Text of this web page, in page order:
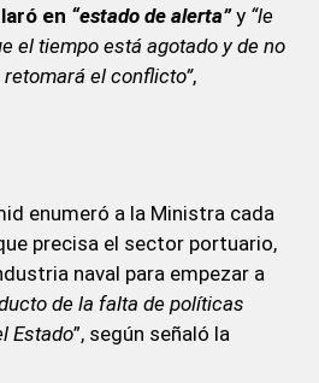
en “estado de alerta”y “le
el tiempo está agotado y de no
el conflicto”,
enumeró a la Ministra cada
precisa el sector portuario,
naval para empezar a
de la falta de políticas
Estado”, según señaló la